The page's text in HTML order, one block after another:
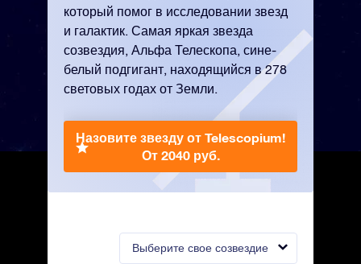
Выберите свое созвездие
который помог в исследовании звезд
и галактик. Самая яркая звезда
созвездия, Альфа Телескопа, сине-
белый подгигант, находящийся в 278
световых годах от Земли.
Назовите звезду от Telescopium!
От 2040 руб.